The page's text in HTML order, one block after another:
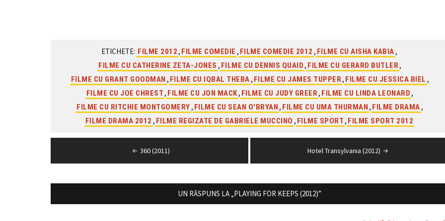
ETICHETE: FILME 2012, FILME COMEDIE , FILME COMEDIE 2012 , FILME CU AISHA KABIA,
FILME CU CATHERINE ZETA-JONES , FILME CU DENNIS QUAID, FILME CU GERARD BUTLER,
FILME CU GRANT GOODMAN , FILME CU IQBAL THEBA, FILME CU JAMES TUPPER, FILME CU JESSICA BIEL ,
FILME CU JOE CHREST, FILME CU JON MACK, FILME CU JUDY GREER, FILME CU LINDA LEONARD,
FILME CU RITCHIE MONTGOMERY, FILME CU SEAN O'BRYAN, FILME CU UMA THURMAN, FILME DRAMA,
FILME DRAMA 2012 , FILME REGIZATE DE GABRIELE MUCCINO , FILME SPORT, FILME SPORT 2012
în
360 (2011) Hotel Transylvania (2012)
UN RĂSPUNS LA „PLAYING FOR KEEPS (2012)”